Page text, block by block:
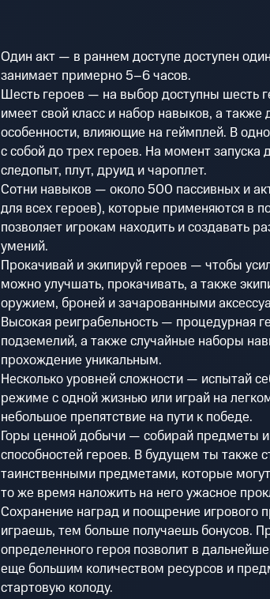
Один акт — в раннем доступе доступен
занимает примерно 5–6 часов.
Шесть героев — на выбор доступны шесть
имеет свой класс и набор навыков, а также
особенности, влияющие на геймплей. В
с собой до трех героев. На момент запуска
следопыт, плут, друид и чароплет.
Сотни навыков — около 500 пассивных и
для всех героев), которые применяются в
позволяет игрокам находить и создавать
умений.
Прокачивай и экипируй героев — чтобы
можно улучшать, прокачивать, а также
оружием, броней и зачарованными
Высокая реиграбельность — процедурная
подземелий, а также случайные наборы
прохождение уникальным.
Несколько уровней сложности — испытай
режиме с одной жизнью или играй на
небольшое препятствие на пути к победе.
Горы ценной добычи — собирай предметы и
способностей героев. В будущем ты также
таинственными предметами, которые могут
то же время наложить на него ужасное
Сохранение наград и поощрение игрового
играешь, тем больше получаешь бонусов.
определенного героя позволит в
еще большим количеством ресурсов и
стартовую колоду.